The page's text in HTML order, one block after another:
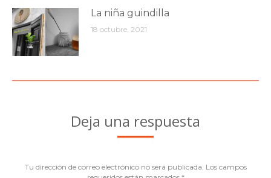
La niña guindilla
18 octubre, 2021
Deja una respuesta
Tu dirección de correo electrónico no será publicada. Los campos